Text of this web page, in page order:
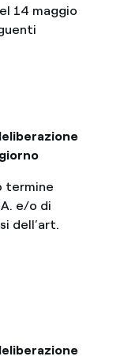
14 maggio
termine
e/o di
dell’art.